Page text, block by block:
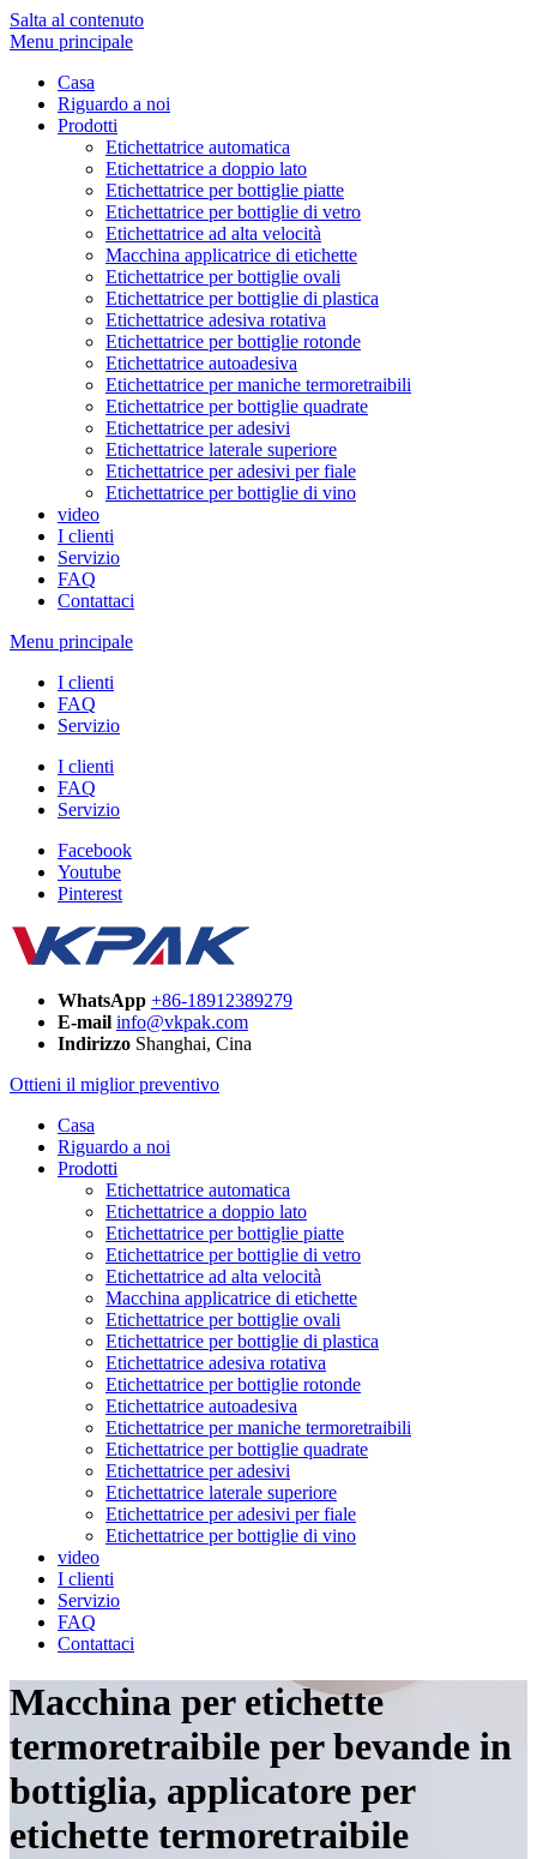
Salta al contenuto
Menu principale
Casa
Riguardo a noi
Prodotti
Etichettatrice automatica
Etichettatrice a doppio lato
Etichettatrice per bottiglie piatte
Etichettatrice per bottiglie di vetro
Etichettatrice ad alta velocità
Macchina applicatrice di etichette
Etichettatrice per bottiglie ovali
Etichettatrice per bottiglie di plastica
Etichettatrice adesiva rotativa
Etichettatrice per bottiglie rotonde
Etichettatrice autoadesiva
Etichettatrice per maniche termoretraibili
Etichettatrice per bottiglie quadrate
Etichettatrice per adesivi
Etichettatrice laterale superiore
Etichettatrice per adesivi per fiale
Etichettatrice per bottiglie di vino
video
I clienti
Servizio
FAQ
Contattaci
Menu principale
I clienti
FAQ
Servizio
I clienti
FAQ
Servizio
Facebook
Youtube
Pinterest
WhatsApp +86-18912389279
E-mail info@vkpak.com
Indirizzo Shanghai, Cina
Ottieni il miglior preventivo
Casa
Riguardo a noi
Prodotti
Etichettatrice automatica
Etichettatrice a doppio lato
Etichettatrice per bottiglie piatte
Etichettatrice per bottiglie di vetro
Etichettatrice ad alta velocità
Macchina applicatrice di etichette
Etichettatrice per bottiglie ovali
Etichettatrice per bottiglie di plastica
Etichettatrice adesiva rotativa
Etichettatrice per bottiglie rotonde
Etichettatrice autoadesiva
Etichettatrice per maniche termoretraibili
Etichettatrice per bottiglie quadrate
Etichettatrice per adesivi
Etichettatrice laterale superiore
Etichettatrice per adesivi per fiale
Etichettatrice per bottiglie di vino
video
I clienti
Servizio
FAQ
Contattaci
Macchina per etichette
termoretraibile per bevande in
bottiglia, applicatore per
etichette termoretraibile